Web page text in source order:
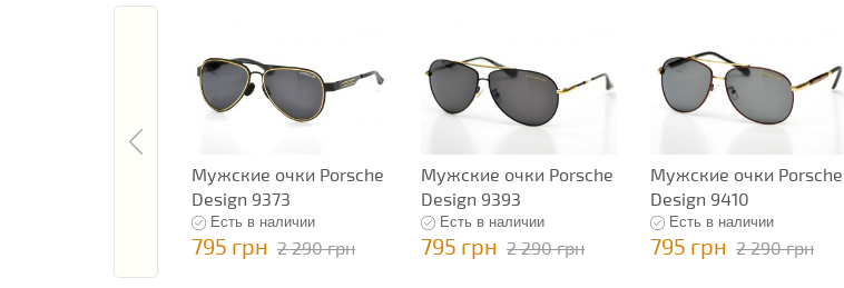
Мужские очки Porsche
Design 9373
Есть в наличии
795 грн 2 290 грн
Мужские очки Porsche
Design 9393
Есть в наличии
795 грн 2 290 грн
Мужские очки Porsche
Design 9410
Есть в наличии
795 грн 2 290 грн